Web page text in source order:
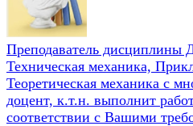
Преподаватель дисциплины
Техническая механика,
Теоретическая механика с
доцент, к.т.н. выполнит
соответствии с Вашими